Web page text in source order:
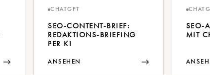
→
CHATGPT
SEO-CONTENT-BRIEF:
REDAKTIONS-BRIEFING
PER KI
ANSEHEN →
SEO-
MIT